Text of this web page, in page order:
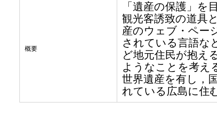
概要
「遺産の保護」
観光客誘致の道具
産のウェブ・ペー
されている言語な
ど地元住民が抱え
ようなことを考え
世界遺産を有し，
れている広島に住